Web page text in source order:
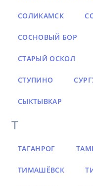
СОЛИКАМСК
СОСНОВЫЙ БОР
СТАРЫЙ ОСКОЛ
СТУПИНО
СЫКТЫВКАР
Т
ТАГАНРОГ
ТИМАШЁВСК